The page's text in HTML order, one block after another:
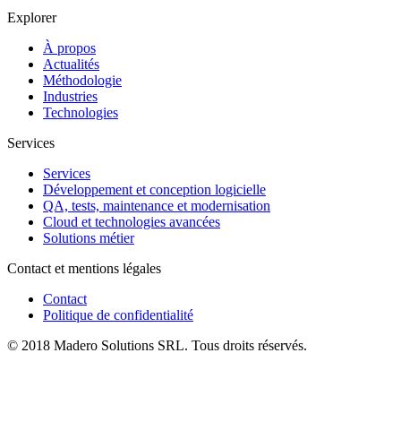
Explorer
À propos
Actualités
Méthodologie
Industries
Technologies
Services
Services
Développement et conception logicielle
QA, tests, maintenance et modernisation
Cloud et technologies avancées
Solutions métier
Contact et mentions légales
Contact
Politique de confidentialité
© 2018 Madero Solutions SRL. Tous droits réservés.